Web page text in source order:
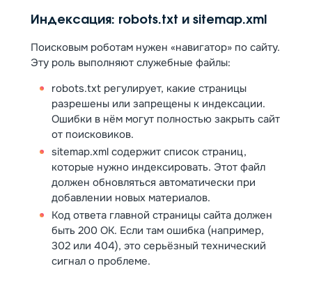
Индексация: robots.txt и sitemap.xml
Поисковым роботам нужен «навигатор» по сайту.
Эту роль выполняют служебные файлы:
robots.txt регулирует, какие страницы
разрешены или запрещены к индексации.
Ошибки в нём могут полностью закрыть сайт
от поисковиков.
sitemap.xml содержит список страниц,
которые нужно индексировать. Этот файл
должен обновляться автоматически при
добавлении новых материалов.
Код ответа главной страницы сайта должен
быть 200 OK. Если там ошибка (например,
302 или 404), это серьёзный технический
сигнал о проблеме.